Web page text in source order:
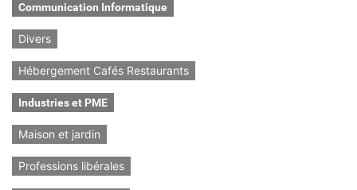
Communication Informatique
Divers
Hébergement Cafés Restaurants
Industries et PME
Maison et jardin
Professions libérales